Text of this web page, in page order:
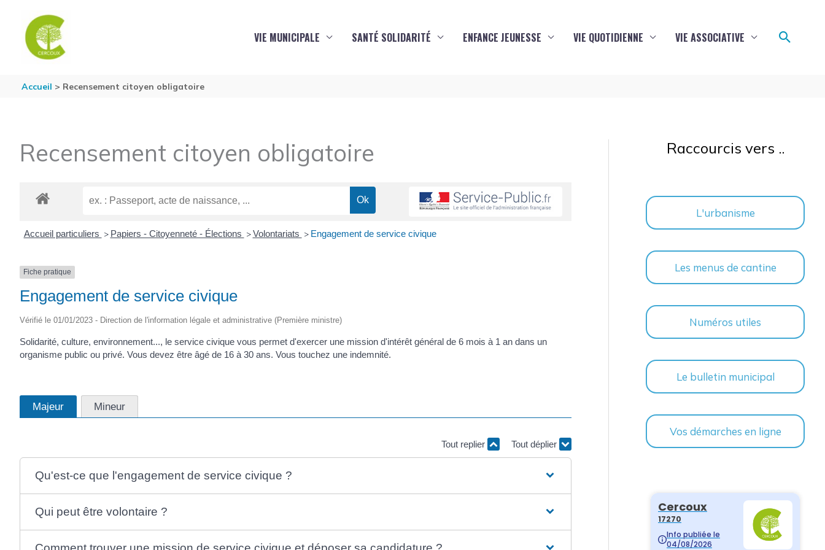
VIE MUNICIPALE SANTÉ SOLIDARITÉ ENFANCE JEUNESSE VIE QUOTIDIENNE VIE ASSOCIATIVE
Accueil Recensement citoyen obligatoire
Recensement citoyen obligatoire
Accueil particuliers > Papiers - Citoyenneté - Élections > Volontariats > Engagement de service civique
Fiche pratique
Engagement de service civique
Vérifié le 01/01/2023 - Direction de l'information légale et administrative (Première ministre)
Solidarité, culture, environnement..., le service civique vous permet d'exercer une mission d'intérêt général de 6 mois à 1 an dans un
organisme public ou privé. Vous devez être âgé de 16 à 30 ans. Vous touchez une indemnité.
Majeur Mineur
Tout replier Tout déplier
Qu'est-ce que l'engagement de service civique ?
Qui peut être volontaire ?
Raccourcis vers ..
L'urbanisme
Les menus de cantine
Numéros utiles
Le bulletin municipal
Vos démarches en ligne